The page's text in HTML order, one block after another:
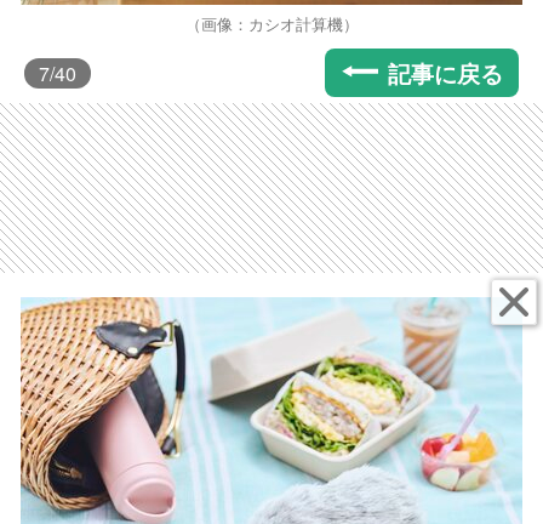
（画像：カシオ計算機）
7/40 記事に戻る